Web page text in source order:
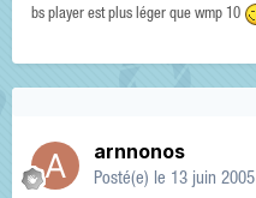
bs player est plus léger que wmp 10
arnnonos
Posté(e) le 13 juin 2005